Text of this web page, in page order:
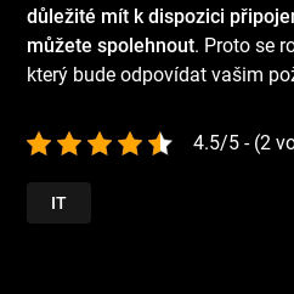
důležité mít k dispozici
můžete spolehnout. Proto se
který bude odpovídat vašim
4.5/5 - (2
IT